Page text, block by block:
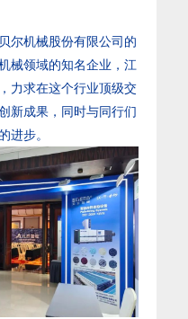
尔机械股份有限公司的
械领域的知名企业，江
力求在这个行业顶级交
新成果，同时与同行们
进步。